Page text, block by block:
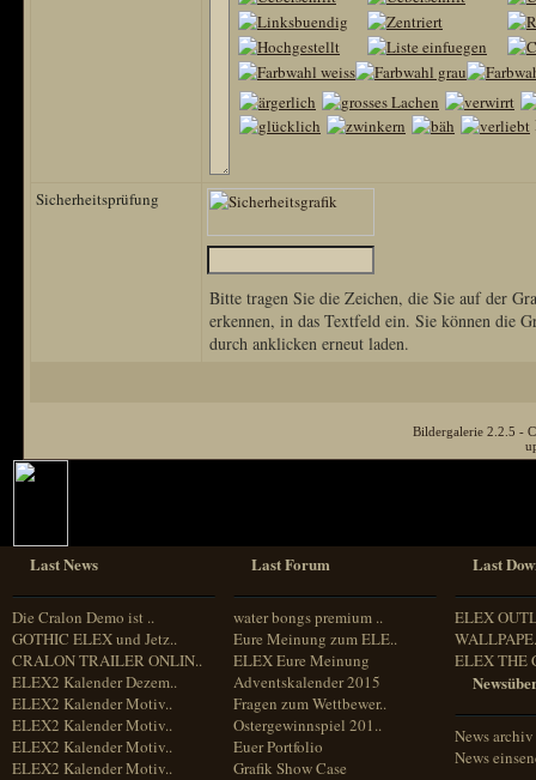
Sicherheitsprüfung
Bitte tragen Sie die Zeichen, die Sie auf der
erkennen, in das Textfeld ein. Sie können die
durch anklicken erneut laden.
Bildergalerie 2.2.5 -
Last News
Die Cralon Demo ist ..
GOTHIC ELEX und Jetz..
CRALON TRAILER ONLIN..
ELEX2 Kalender Dezem..
ELEX2 Kalender Motiv..
ELEX2 Kalender Motiv..
ELEX2 Kalender Motiv..
ELEX2 Kalender Motiv..
Last Forum
water bongs premium ..
Eure Meinung zum ELE..
ELEX Eure Meinung
Adventskalender 2015
Fragen zum Wettbewer..
Ostergewinnspiel 201..
Euer Portfolio
Grafik Show Case
Last
ELEX
ELEX THE
News archiv
News